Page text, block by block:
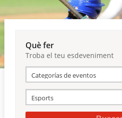
València en esport
Reserves
Què fer
Troba el teu esdeveniment